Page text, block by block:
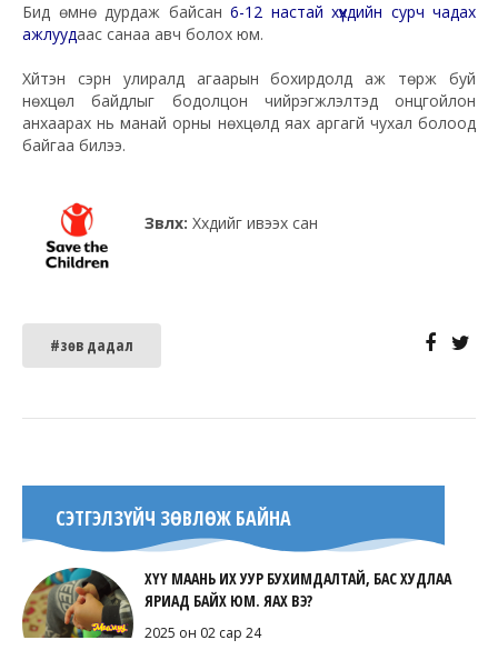
Бид өмнө дурдаж байсан 6-12 настай хүүхдийн сурч чадах
ажлуудаас санаа авч болох юм.
Хүйтэн сэрүүн улиралд агаарын бохирдолд аж төрж буй
нөхцөл байдлыг бодолцон чийрэгжүүлэлтэдонцгойлон
анхаарах нь манай орны нөхцөлд яах аргагүй чухал болоод
байгаа билээ.
Зөвлөх: Хүүхдийг ивээх сан
#зөв дадал
СЭТГЭЛЗҮЙЧ ЗӨВЛӨЖ БАЙНА
ХҮҮ МААНЬ ИХ УУР БУХИМДАЛТАЙ, БАС ХУДЛАА
ЯРИАД БАЙХ ЮМ. ЯАХ ВЭ?
2025 он 02 сар 24